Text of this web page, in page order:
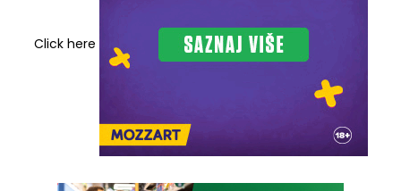
Click here